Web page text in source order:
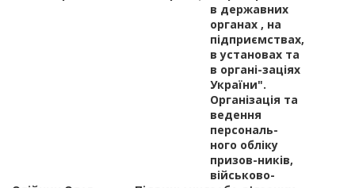
в державних
органах , на
підприємствах,
в установах та
в органі-заціях
України".
Організація та
ведення
персональ-
ного обліку
призов-ників,
військово-